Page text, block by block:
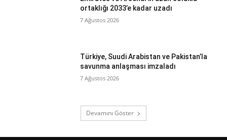
ortaklığı 2033’e kadar uzadı
7 Ağustos 2026
Türkiye, Suudi Arabistan ve Pakistan’la
savunma anlaşması imzaladı
7 Ağustos 2026
Devamını Göster